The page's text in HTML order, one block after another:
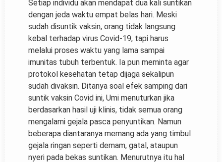
Setiap individu akan mendapat dua kali suntikan
dengan jeda waktu empat belas hari. Meski
sudah disuntik vaksin, orang tidak langsung
kebal terhadap virus Covid-19, tapi harus
melalui proses waktu yang lama sampai
imunitas tubuh terbentuk. Ia pun meminta agar
protokol kesehatan tetap dijaga sekalipun
sudah divaksin. Ditanya soal efek samping dari
suntik vaksin Covid ini, Umi menuturkan jika
berdasarkan hasil uji klinis, tidak semua orang
mengalami gejala pasca penyuntikan. Namun
beberapa diantaranya memang ada yang timbul
gejala ringan seperti demam, gatal, ataupun
nyeri pada bekas suntikan. Menurutnya itu hal